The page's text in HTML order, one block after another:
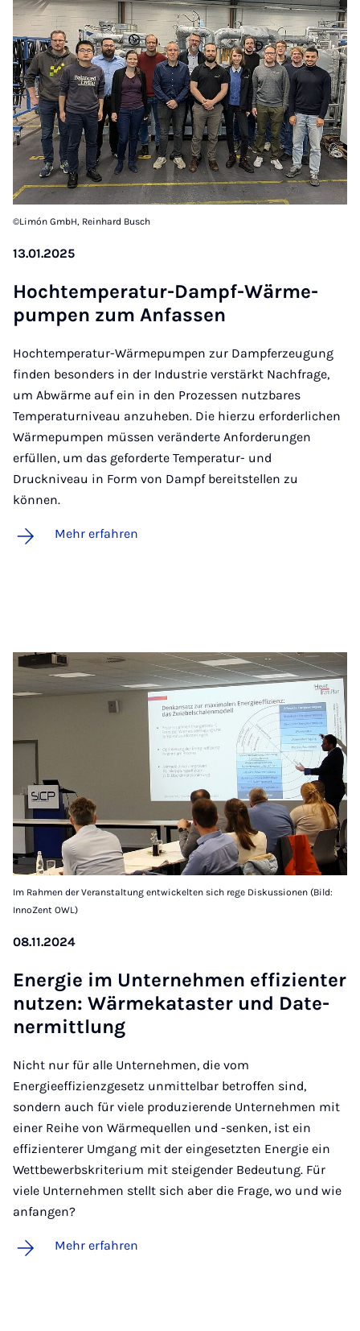
©Limón GmbH, Reinhard Busch
13.01.2025
Hochtem­pe­ra­tur-Dampf-Wär­me­
pum­pen zum An­fas­sen
Hochtemperatur-Wärmepumpen zur Dampferzeugung
finden besonders in der Industrie verstärkt Nachfrage,
um Abwärme auf ein in den Prozessen nutzbares
Temperaturniveau anzuheben. Die hierzu erforderlichen
Wärmepumpen müssen veränderte Anforderungen
erfüllen, um das geforderte Temperatur- und
Druckniveau in Form von Dampf bereitstellen zu
können.
Mehr erfahren
Im Rahmen der Veranstaltung entwickelten sich rege Diskussionen (Bild:
InnoZent OWL)
08.11.2024
Ener­gie im Un­ter­neh­men ef­fi­zi­en­ter
nut­zen: Wär­me­ka­tas­ter und Da­te­
ner­mitt­lung
Nicht nur für alle Unternehmen, die vom
Energieeffizienzgesetz unmittelbar betroffen sind,
sondern auch für viele produzierende Unternehmen mit
einer Reihe von Wärmequellen und -senken, ist ein
effizienterer Umgang mit der eingesetzten Energie ein
Wettbewerbskriterium mit steigender Bedeutung. Für
viele Unternehmen stellt sich aber die Frage, wo und wie
anfangen?
Mehr erfahren